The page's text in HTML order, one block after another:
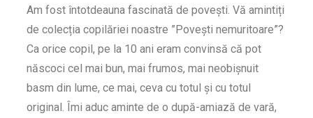
Am fost întotdeauna fascinată de povești. Vă amintiți
de colecția copilăriei noastre ”Povești nemuritoare”?
Ca orice copil, pe la 10 ani eram convinsă că pot
născoci cel mai bun, mai frumos, mai neobișnuit
basm din lume, ce mai, ceva cu totul și cu totul
original. Îmi aduc aminte de o după-amiază de vară,